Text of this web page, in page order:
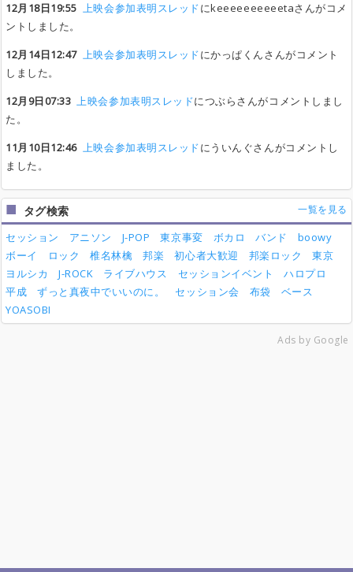
12月18日19:55 上映会参加表明スレッドにkeeeeeeeeeetaさんがコメ
ントしました。
12月14日12:47 上映会参加表明スレッドにかっぱくんさんがコメント
しました。
12月9日07:33 上映会参加表明スレッドにつぶらさんがコメントしまし
た。
11月10日12:46 上映会参加表明スレッドにういんぐさんがコメントし
ました。
タグ検索 一覧を見る
セッション アニソン J-POP 東京事変 ボカロ バンド
boowy
ボーイ
ロック 椎名林檎 邦楽 初心者大歓迎 邦楽ロック
東京
ヨルシカ
J-ROCK ライブハウス セッションイベント
ハロプロ
平成
ずっと真夜中でいいのに。 セッション会 布袋
ベース
YOASOBI
Ads by Google